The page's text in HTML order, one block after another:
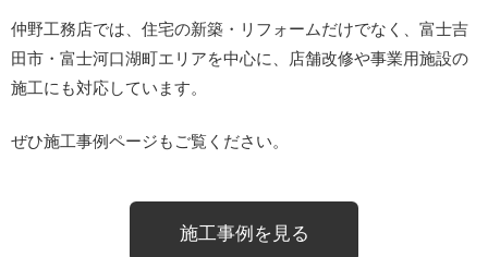
仲野工務店では、住宅の新築・リフォームだけでなく、富士吉
田市・富士河口湖町エリアを中心に、店舗改修や事業用施設の
施工にも対応しています。
ぜひ施工事例ページもご覧ください。
施工事例を見る